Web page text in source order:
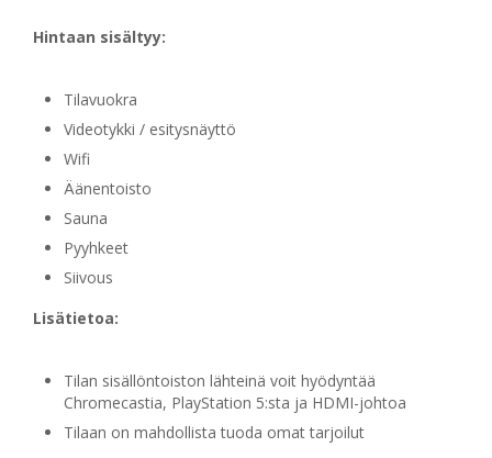
Hintaan sisältyy:
Tilavuokra
Videotykki / esitysnäyttö
Wifi
Äänentoisto
Sauna
Pyyhkeet
Siivous
Lisätietoa:
Tilan sisällöntoiston lähteinä voit hyödyntää
Chromecastia, PlayStation 5:sta ja HDMI-johtoa
Tilaan on mahdollista tuoda omat tarjoilut